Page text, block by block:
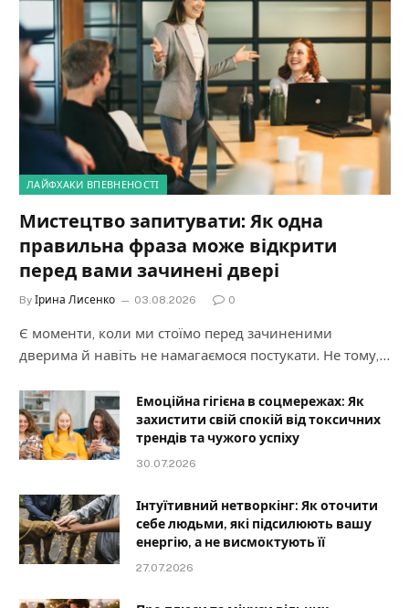
ЛАЙФХАКИ ВПЕВНЕНОСТІ
Мистецтво запитувати: Як одна
правильна фраза може відкрити
перед вами зачинені двері
By Ірина Лисенко 03.08.2026 0
Є моменти, коли ми стоїмо перед зачиненими
дверима й навіть не намагаємося постукати. Не тому,…
Емоційна гігієна в соцмережах: Як
захистити свій спокій від токсичних
трендів та чужого успіху
30.07.2026
Інтуїтивний нетворкінг: Як оточити
себе людьми, які підсилюють вашу
енергію, а не висмоктують її
27.07.2026